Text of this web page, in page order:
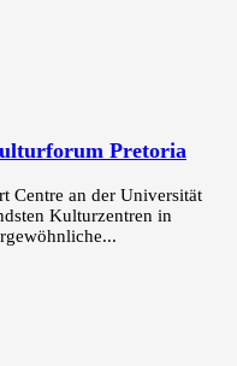
Pretoria
Centre an der Universität
Kulturzentren in